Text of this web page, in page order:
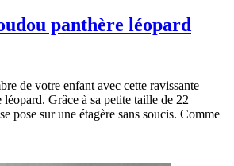
panthère léopard
de votre enfant avec cette ravissante
léopard. Grâce à sa petite taille de 22
pose sur une étagère sans soucis. Comme